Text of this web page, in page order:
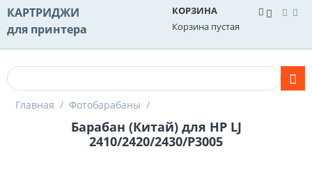
КАРТРИДЖИ
для принтера
КОРЗИНА
Корзина пустая
Главная / Фотобарабаны /
Барабан (Китай) для HP LJ
2410/2420/2430/P3005